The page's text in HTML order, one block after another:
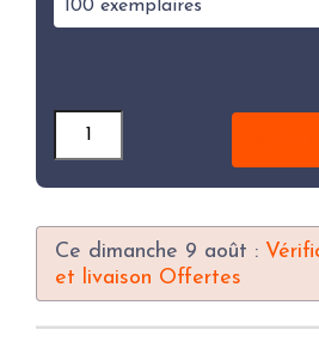
Quantité
Ce dimanche 9 août :
et livaison Offertes